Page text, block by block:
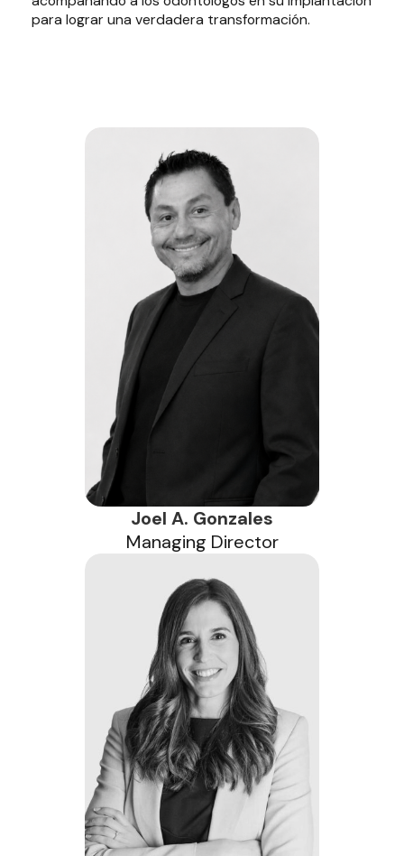
para lograr una verdadera transformación.
Joel A. Gonzales
Managing Director